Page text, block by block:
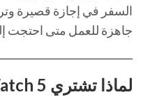
السفر في إجازة قصيرة
جاهزة للعمل متى احتجت